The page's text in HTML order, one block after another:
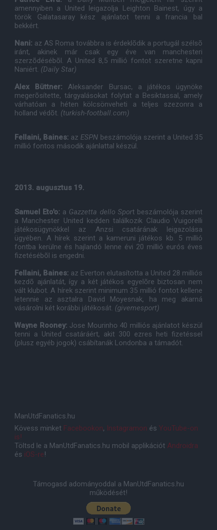
amennyiben a United leigazolja Leighton Bainest, úgy a
török Galatasaray kész ajánlatot tenni a francia bal
bekkért.
Nani: az AS Roma továbbra is érdeklõdik a portugál szélsõ
iránt, akinek már csak egy éve van manchesteri
szerzõdésébõl. A United 8,5 millió fontot szeretne kapni
Naniért. (Daily Star)
Alex Büttner: Aleksander Bursac, a játékos ügynöke
megerõsítette, tárgyalásokat folytat a Besiktassal, amely
várhatóan a héten kölcsönveheti a teljes szezonra a
holland védõt. (turkish-football.com)
Fellaini, Baines: az ESPN beszámolója szerint a United 35
millió fontos második ajánlattal készül.
2013. augusztus 19.
Samuel Eto'o: a Gazzetta dello Sport beszámolója szerint
a Manchester United kedden találkozik Claudio Vuigorelli
játékosügynökkel az Anzsi csatárának leigazolása
ügyében. A hírek szerint a kameruni játékos kb. 5 millió
fontba kerülne és hajlandó lenne évi 20 millió eurós éves
fizetésébõl is engedni.
Fellaini, Baines: az Everton elutasította a United 28 milliós
kezdõ ajánlatát, így a két játékos egyelõre biztosan nem
vált klubot. A hírek szerint minimum 35 millió fontot kellene
letennie az asztalra David Moyesnak, ha meg akarná
vásárolni két korábbi játékosát. (givemesport)
Wayne Rooney: Jose Mourinho 40 milliós ajánlatot készül
tenni a United csatáráért, akit 300 ezres heti fizetéssel
(plusz egyéb jogok) csábítanák Londonba a támadót.
ManUtdFanatics.hu
Kövess minket Facebookon, Instagramon és YouTube-on
is!
Töltsd le a ManUtdFanatics.hu mobil applikációt Androidra
és iOS-re!
Támogasd adományoddal a ManUtdFanatics.hu
működését!